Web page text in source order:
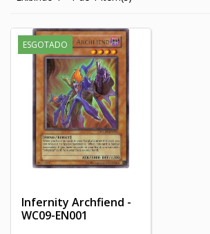
ESGOTADO
Infernity Archfiend -
WC09-EN001